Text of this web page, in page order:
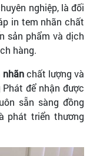
nghiệp, là đối
in tem nhãn chất
sản phẩm và dịch
hàng.
nhãnchất lượng và
để nhận được
sẵn sàng đồng
phát triển thương